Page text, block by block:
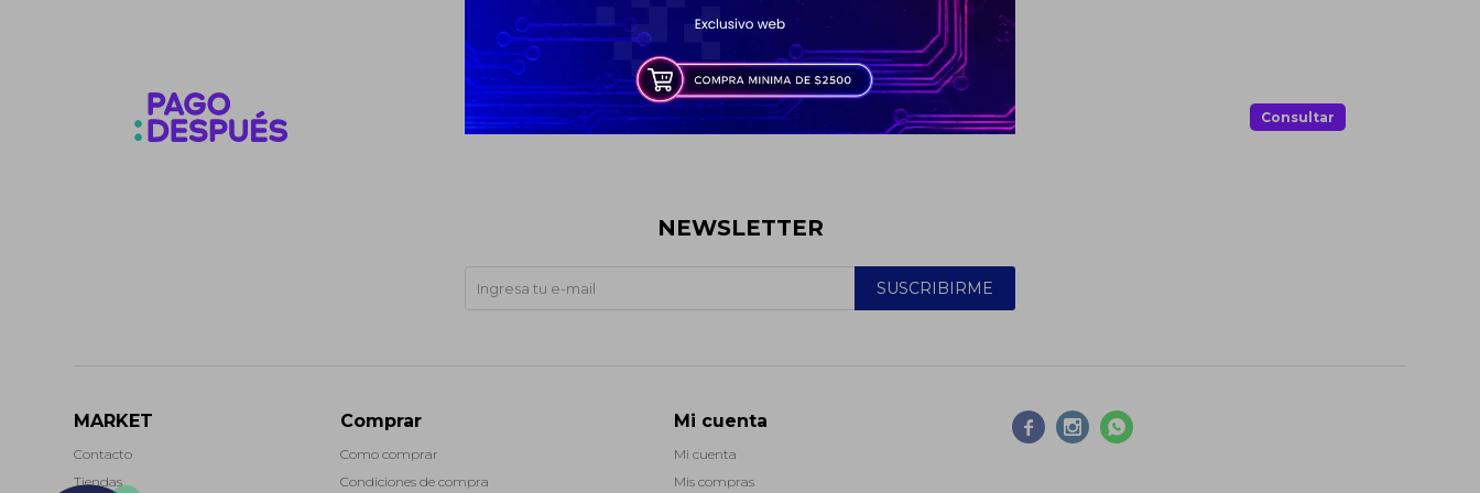
Comprá ahora y pagá despues. Consultá tu saldo. Consultar
  
MARKET
Contacto
Tiendas
Comprar
Como comprar
Condiciones de compra
Mi cuenta
Mi cuenta
Mis compras
NEWSLETTER
SUSCRIBIRME
Día
Continuar
puede variar por comercio